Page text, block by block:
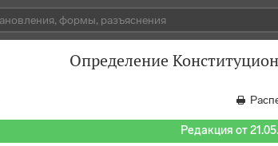
Определение
Редакция от